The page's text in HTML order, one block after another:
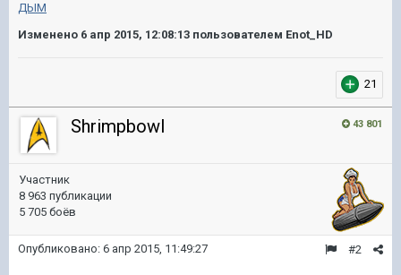
ДЫМ
Изменено 6 апр 2015, 12:08:13 пользователем Enot_HD
21
43 801
Shrimpbowl
Участник
8 963 публикации
5 705 боёв
#2
Опубликовано: 6 апр 2015, 11:49:27